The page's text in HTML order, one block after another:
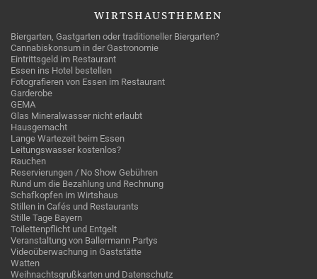
WIRTSHAUSTHEMEN
Biergarten, Gastgarten oder traditioneller Biergarten?
Cannabiskonsum in der Gastronomie
Eintrittsgeld im Restaurant
Essen ins Hotel bestellen
Fotografieren von Essen im Restaurant
Garderobe
GEMA
Glas Mineralwasser nicht erlaubt
Hausgemacht
Lange Wartezeit beim Essen
Leitungswasser kostenlos?
Rauchen
Reservierungen / No Show Gebühren
Rund um die Bezahlung und Rechnung
Schafkopfen im Wirtshaus
Stillen in Cafés und Restaurants
Stille Tage Bayern
Toilettenpflicht und Entgelt
Veranstaltung von Ballermann Partys
Videoüberwachung in Gaststätte
Watten
Weihnachtsgrußkarten und Datenschutz